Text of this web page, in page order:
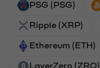
PSG (PSG)
Ripple (XRP)
Ethereum (ETH)
LayerZero (ZRO)